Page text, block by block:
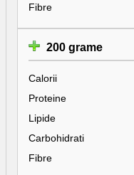
Fibre
200 grame
Calorii
Proteine
Lipide
Carbohidrati
Fibre